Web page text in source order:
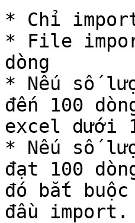
* Chỉ
* File
dòng
* Nếu số
đến 100
excel dưới
* Nếu số
đạt 100
đó bắt
đầu import.